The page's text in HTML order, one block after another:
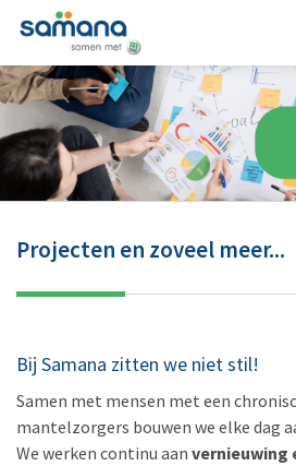
Projecten en zoveel meer...
Bij Samana zitten we niet stil!
Samen met mensen met een
mantelzorgers bouwen we elke dag
We werken continu aan vernieuwing